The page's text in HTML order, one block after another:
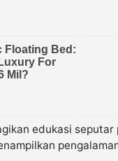
edukasi